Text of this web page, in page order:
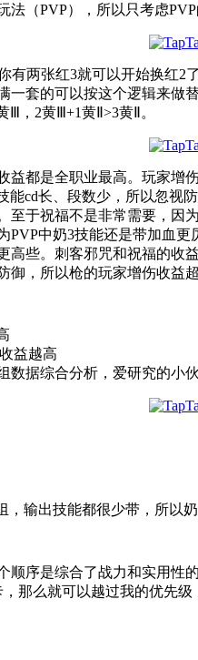
（PVP），所以只考虑
两张红3就可以开始换红
套的可以按这个逻辑来做替
，2黄Ⅲ+1黄Ⅱ>3黄Ⅱ。
都是全职业最高。玩家增
cd长、段数少，所以忽
于祝福不是非常需要，因
中奶3技能还是带加血更
些。刺客邪咒和祝福的收
，所以枪的玩家增伤收益
益越高
据综合分析，爱研究的小
输出技能都很少带，所以
序是综合了战力和实用
那么就可以越过我的优先级